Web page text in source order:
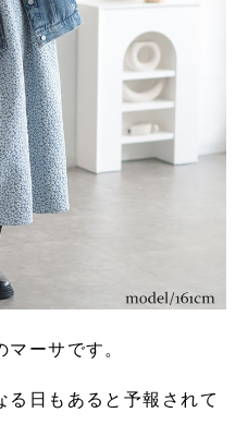
ーサです。
る日もあると予報されて